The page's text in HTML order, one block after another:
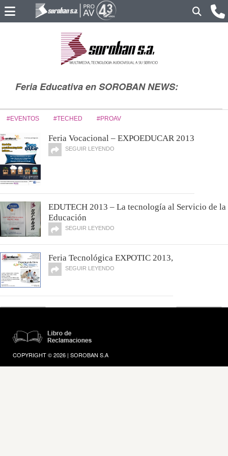
Feria Educativa en SOROBAN NEWS:
#EVENTOS #TECHED #PROAV
Feria Vocacional – EXPOEDUCAR 2013
SEGUIR LEYENDO
EDUTECH 2013 – La tecnología al Servicio de la
Educación
SEGUIR LEYENDO
Feria Tecnológica EXPOTIC 2013,
SEGUIR LEYENDO
COPYRIGHT © 2026 | SOROBAN S.A